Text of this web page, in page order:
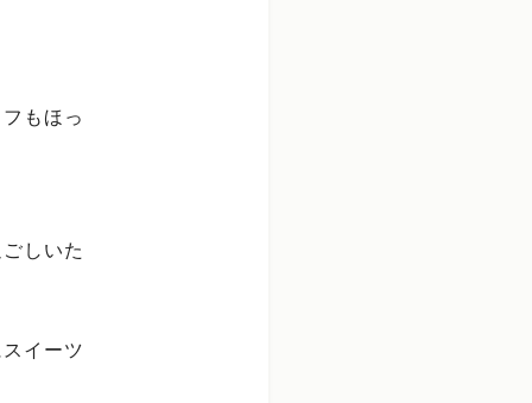
もほっ
しいた
イーツ